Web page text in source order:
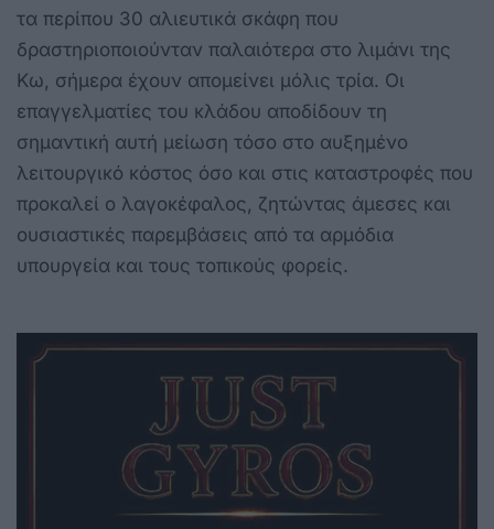
τα περίπου 30 αλιευτικά σκάφη που
δραστηριοποιούνταν παλαιότερα στο λιμάνι της
Κω, σήμερα έχουν απομείνει μόλις τρία. Οι
επαγγελματίες του κλάδου αποδίδουν τη
σημαντική αυτή μείωση τόσο στο αυξημένο
λειτουργικό κόστος όσο και στις καταστροφές που
προκαλεί ο λαγοκέφαλος, ζητώντας άμεσες και
ουσιαστικές παρεμβάσεις από τα αρμόδια
υπουργεία και τους τοπικούς φορείς.